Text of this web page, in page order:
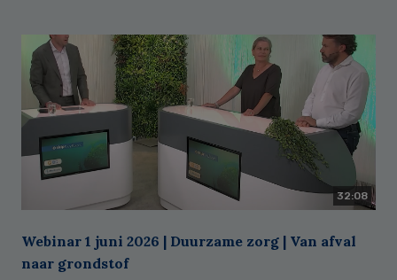
32:08
Webinar 1 juni 2026 | Duurzame zorg | Van afval
naar grondstof